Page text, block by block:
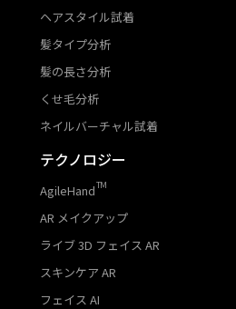
ヘアスタイル試着
髪タイプ分析
髪の長さ分析
くせ毛分析
ネイルバーチャル試着
テクノロジー
AgileHandTM
AR メイクアップ
ライブ 3D フェイス AR
スキンケア AR
フェイス AI